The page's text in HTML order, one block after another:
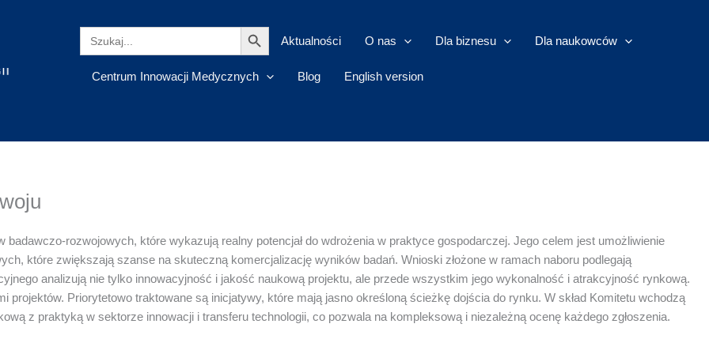
Search
for:
Search Button
Aktualności
O nas Dla biznesu Dla naukowców
Centrum Innowacji Medycznych Blog English version
badawczo-rozwojowych, które wykazują realny potencjał do wdrożenia w praktyce gospodarczej. Jego celem jest umożliwienie
które zwiększają szanse na skuteczną komercjalizację wyników badań. Wnioski złożone w ramach naboru podlegają
analizują nie tylko innowacyjność i jakość naukową projektu, ale przede wszystkim jego wykonalność i atrakcyjność rynkową.
projektów. Priorytetowo traktowane są inicjatywy, które mają jasno określoną ścieżkę dojścia do rynku. W skład Komitetu wchodzą
z praktyką w sektorze innowacji i transferu technologii, co pozwala na kompleksową i niezależną ocenę każdego zgłoszenia.